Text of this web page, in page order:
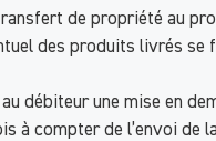
de propriété au
des produits livrés
débiteur une mise en
à compter de l’envoi de